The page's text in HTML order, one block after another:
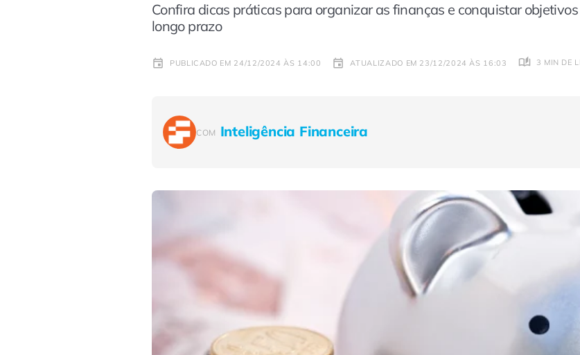
Confira dicas práticas para organizar as finanças e conquistar
longo prazo
PUBLICADO EM 24/12/2024 ÀS 14:00 ATUALIZADO EM 23/12/2024 ÀS 16:03 3 MIN DE
COM Inteligência Financeira